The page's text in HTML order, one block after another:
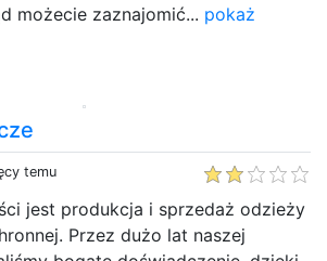
możecie zaznajomić... pokaż
temu
jest produkcja i sprzedaż odzieży
Przez dużo lat naszej